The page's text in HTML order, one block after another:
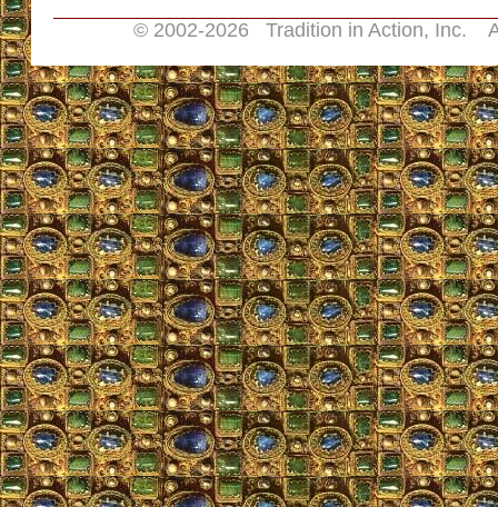
© 2002-2026 Tradition in Action, Inc.